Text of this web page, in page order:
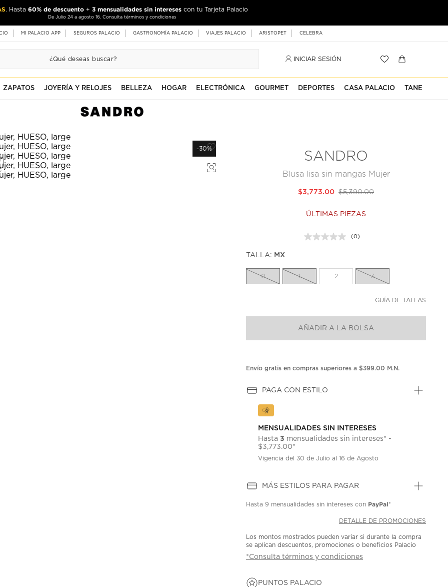
. Hasta 60% de descuento + 3 mensualidades sin intereses con tu Tarjeta Palacio
De Julio 24 a agosto 16. Consulta términos y condiciones
MI PALACIO APP SEGUROS PALACIO GASTRONOMÍA PALACIO VIAJES PALACIO ARISTOPET CELEBRA
INICIAR SESIÓN
ZAPATOS JOYERÍA Y RELOJES BELLEZA HOGAR ELECTRÓNICA GOURMET DEPORTES CASA PALACIO TANE
-30%
SANDRO
Blusa lisa sin mangas Mujer
$5,390.00
$3,773.00
ÚLTIMAS PIEZAS
Sin
la
misma
(0)
TALLA: MX
0 1 2 3
GUÍA DE TALLAS
AÑADIR A LA BOLSA
Envío gratis en compras superiores a $399.00 M.N.
PAGA CON ESTILO
MENSUALIDADES SIN INTERESES
Hasta3 mensualidades sin intereses* -
$3,773.00*
Vigencia del 30 de Julio al 16 de Agosto
MÁS ESTILOS PARA PAGAR
Hasta9 mensualidades sin intereses con PayPal*
DETALLE DE PROMOCIONES
Los montos mostrados pueden variar si durante la compra
se aplican descuentos, promociones o beneficios Palacio
*Consulta términos y condiciones
PUNTOS PALACIO